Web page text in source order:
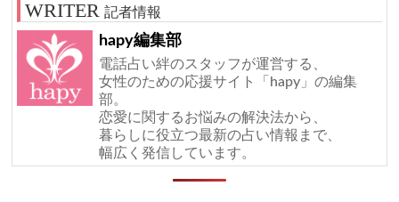
記者情報
hapy編集部
電話占い絆のスタッフが運営する、
女性のための応援サイト「hapy」の編集
部。
恋愛に関するお悩みの解決法から、
暮らしに役立つ最新の占い情報まで、
幅広く発信しています。